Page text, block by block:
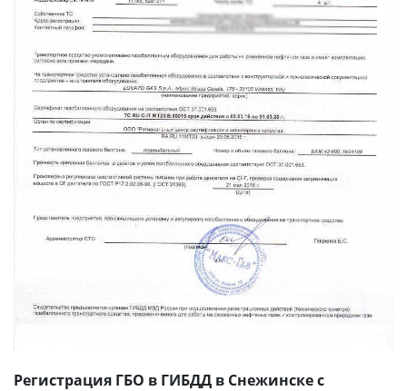
Регистрация ГБО в ГИБДД в Снежинске с